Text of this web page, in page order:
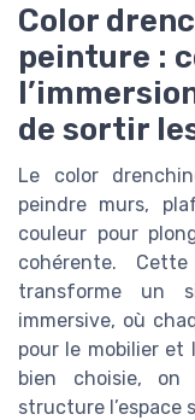
Color
peinture :
de sortir
Le color
peindre murs,
couleur pour
cohérente.
transforme un
immersive, où
pour le mobilier et
bien choisie,
structure l’espace